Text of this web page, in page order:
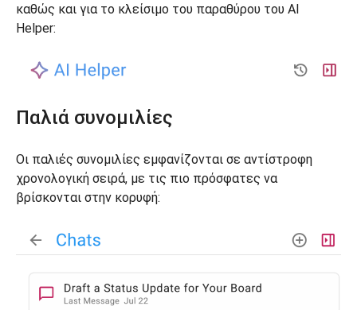
καθώς και για το κλείσιμο του παραθύρου του AI
Helper:
Παλιά συνομιλίες
Οι παλιές συνομιλίες εμφανίζονται σε αντίστροφη
χρονολογική σειρά, με τις πιο πρόσφατες να
βρίσκονται στην κορυφή: